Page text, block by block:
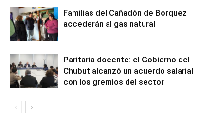
Familias del Cañadón de Borquez
accederán al gas natural
Paritaria docente: el Gobierno del
Chubut alcanzó un acuerdo salarial
con los gremios del sector